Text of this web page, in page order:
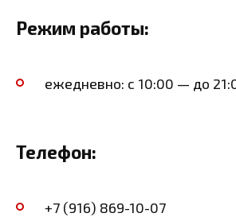
Режим работы:
ежедневно: с 10:00 — до
Телефон:
+7 (916) 869-10-07